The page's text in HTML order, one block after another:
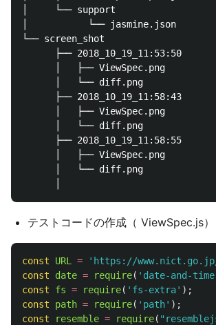
│     └── support
│           └── jasmine.json
└── screen_shot
      ├── 2018_10_19_11:53:50
      │   ├── ViewSpec.png
      │   └── diff.png
      ├── 2018_10_19_11:58:43
      │   ├── ViewSpec.png
      │   └── diff.png
      ├── 2018_10_19_11:58:55
      │   ├── ViewSpec.png
      │   └── diff.png
テストコードの作成（ ViewSpec.js）
const URL = ' https://www.nict.go.jp/
const
date = require( ' date-and-time
const
fs = require( ' fs-extra' );
const
path = require( ' path' );
const
resemble = require( "